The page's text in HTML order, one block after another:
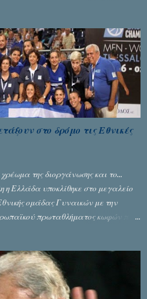
στο δρόμο τις Εθνικές
της διοργάνωσης και το...
η Ελλάδα υποκλίθηκε στο μεγαλείο
ομάδας Γυναικών με την
πρωταθλήματος κωφών που
με τη νίκη τους στον
και τα δυσάρεστα. Τα πολύ